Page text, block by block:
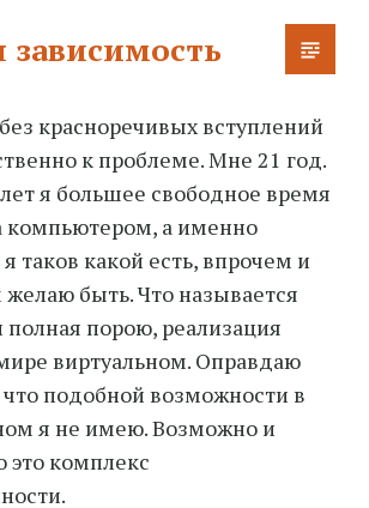
зависимость
красноречивых вступлений
к проблеме. Мне 21 год.
я большее свободное время
компьютером, а именно
таков какой есть, впрочем и
желаю быть. Что называется
полная порою, реализация
виртуальном. Оправдаю
что подобной возможности в
я не имею. Возможно и
это комплекс